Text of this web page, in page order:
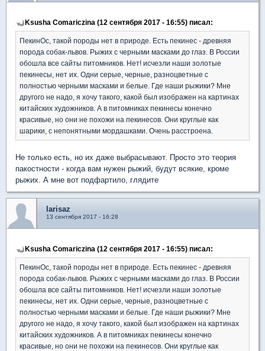
Ksusha Comariczina (12 сентября 2017 - 16:55) писал:
ПекинОс, такой породы нет в природе. Есть пекинес - древняя
порода собак-львов. Рыжих с черными масками до глаз. В России
обошла все сайты питомников. Нет! исчезли наши золотые
пекинесы, нет их. Одни серые, черные, разноцветные с
полностью черными масками и белые. Где наши рыжики? Мне
другого не надо, я хочу такого, какой был изображен на картинах
китайских художников. А в питомниках пекинесы конечно
красивые, но они не похожи на пекинесов. Они круглые как
шарики, с непонятными мордашками. Очень расстроена.
Не только есть, но их даже выбрасывают. Просто это теория
пакостности - когда вам нужен рыжий, будут всякие, кроме
рыжих. А мне вот подфартило, глядите
larisaz
13 сентября 2017 - 16:28
Ksusha Comariczina (12 сентября 2017 - 16:55) писал:
ПекинОс, такой породы нет в природе. Есть пекинес - древняя
порода собак-львов. Рыжих с черными масками до глаз. В России
обошла все сайты питомников. Нет! исчезли наши золотые
пекинесы, нет их. Одни серые, черные, разноцветные с
полностью черными масками и белые. Где наши рыжики? Мне
другого не надо, я хочу такого, какой был изображен на картинах
китайских художников. А в питомниках пекинесы конечно
красивые, но они не похожи на пекинесов. Они круглые как